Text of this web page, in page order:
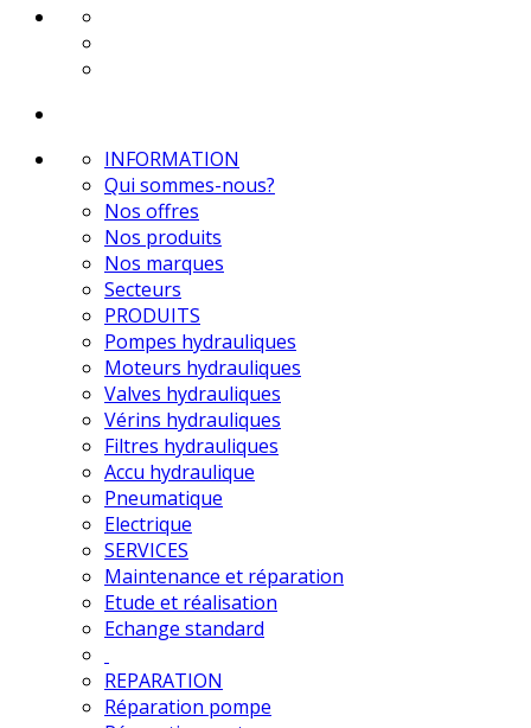
INFORMATION
Qui sommes-nous?
Nos offres
Nos produits
Nos marques
Secteurs
PRODUITS
Pompes hydrauliques
Moteurs hydrauliques
Valves hydrauliques
Vérins hydrauliques
Filtres hydrauliques
Accu hydraulique
Pneumatique
Electrique
SERVICES
Maintenance et réparation
Etude et réalisation
Echange standard
REPARATION
Réparation pompe